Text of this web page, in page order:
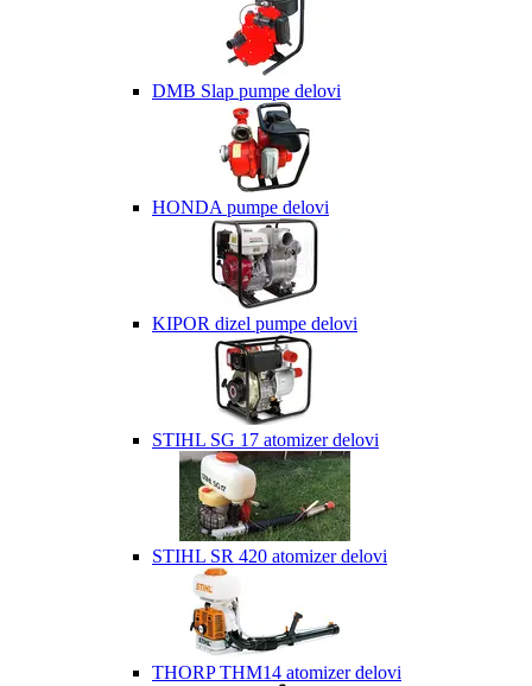
DMB Slap pumpe delovi
HONDA pumpe delovi
KIPOR dizel pumpe delovi
STIHL SG 17 atomizer delovi
STIHL SR 420 atomizer delovi
THORP THM14 atomizer delovi